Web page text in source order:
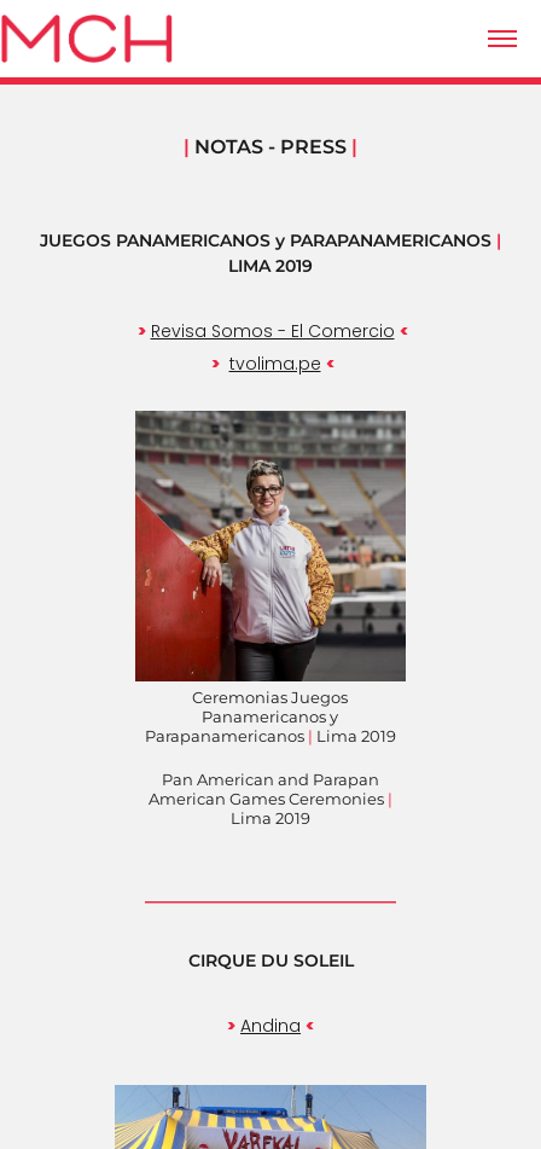
| NOTAS - PRESS|
JUEGOS PANAMERICANOS y PARAPANAMERICANOS |
LIMA 2019
>Revisa Somos - El Comercio<
> tvolima.pe<
Ceremonias Juegos
Panamericanos y
Parapanamericanos| Lima 2019
Pan American and Parapan
American Games Ceremonies|
Lima 2019
__________________________
CIRQUE DU SOLEIL
>Andina<